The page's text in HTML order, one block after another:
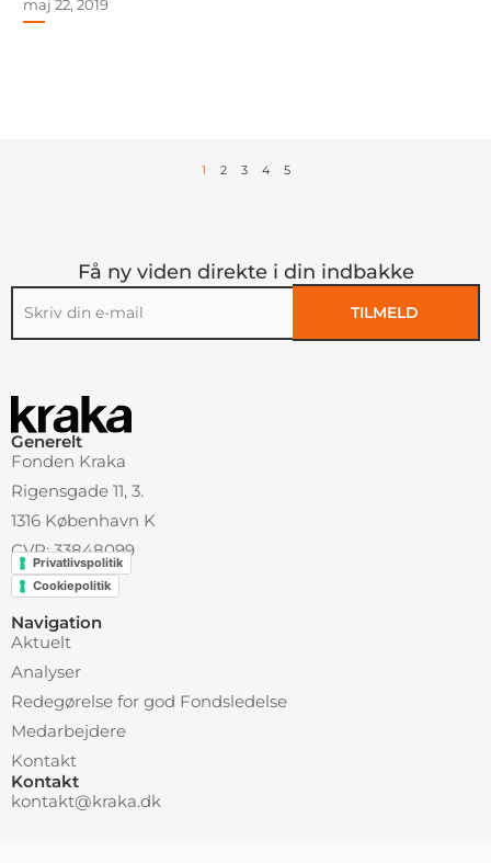
maj 22, 2019
1 2 3 4 5
Få ny viden direkte i din indbakke
TILMELD
Generelt
Fonden Kraka
Rigensgade 11, 3.
1316 København K
CVR: 33848099
Privatlivspolitik
Cookiepolitik
Navigation
Aktuelt
Analyser
Redegørelse for god Fondsledelse
Medarbejdere
Kontakt
Kontakt
kontakt@kraka.dk